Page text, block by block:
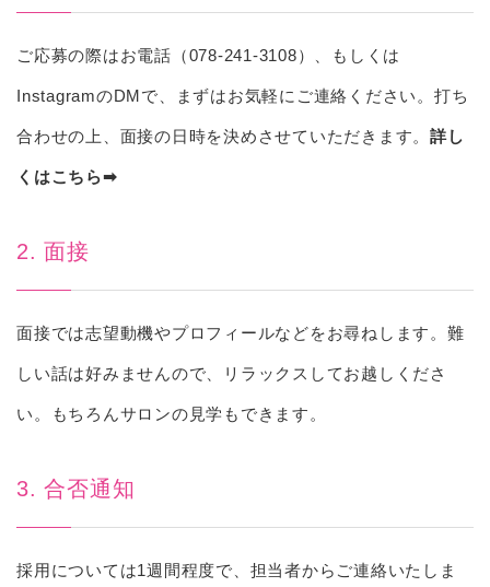
ご応募の際はお電話（078-241-3108）、もしくは
InstagramのDMで、まずはお気軽にご連絡ください。打ち
合わせの上、面接の日時を決めさせていただきます。 詳し
くはこちら➡
2. 面接
面接では志望動機やプロフィールなどをお尋ねします。難
しい話は好みませんので、リラックスしてお越しくださ
い。もちろんサロンの見学もできます。
3. 合否通知
採用については1週間程度で、担当者からご連絡いたしま